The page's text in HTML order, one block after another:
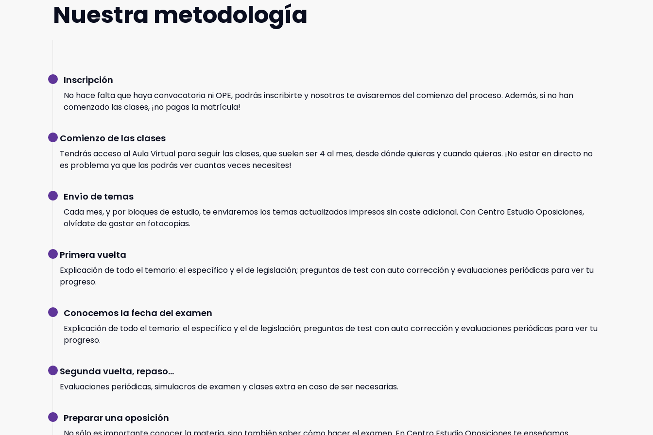
Nuestra metodología
Inscripción
No hace falta que haya convocatoria ni OPE, podrás inscribirte y nosotros te avisaremos del comienzo del proceso. Además, si no han
comenzado las clases, ¡no pagas la matrícula!
Comienzo de las clases
Tendrás acceso al Aula Virtual para seguir las clases, que suelen ser 4 al mes, desde dónde quieras y cuando quieras. ¡No estar en directo no
es problema ya que las podrás ver cuantas veces necesites!
Envío de temas
Cada mes, y por bloques de estudio, te enviaremos los temas actualizados impresos sin coste adicional. Con Centro Estudio Oposiciones,
olvídate de gastar en fotocopias.
Primera vuelta
Explicación de todo el temario: el específico y el de legislación; preguntas de test con auto corrección y evaluaciones periódicas para ver tu
progreso.
Conocemos la fecha del examen
Explicación de todo el temario: el específico y el de legislación; preguntas de test con auto corrección y evaluaciones periódicas para ver tu
progreso.
Segunda vuelta, repaso...
Evaluaciones periódicas, simulacros de examen y clases extra en caso de ser necesarias.
Preparar una oposición